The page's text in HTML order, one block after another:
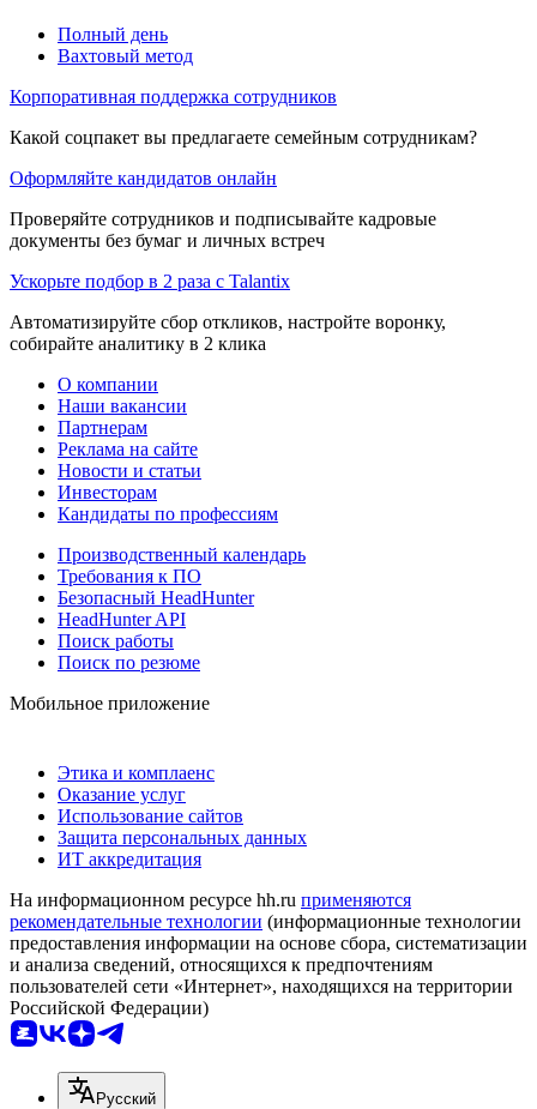
Полный день
Вахтовый метод
Корпоративная поддержка сотрудников
Какой соцпакет вы предлагаете семейным сотрудникам?
Оформляйте кандидатов онлайн
Проверяйте сотрудников и подписывайте кадровые
документы без бумаг и личных встреч
Ускорьте подбор в 2 раза с Talantix
Автоматизируйте сбор откликов, настройте воронку,
собирайте аналитику в 2 клика
О компании
Наши вакансии
Партнерам
Реклама на сайте
Новости и статьи
Инвесторам
Кандидаты по профессиям
Производственный календарь
Требования к ПО
Безопасный HeadHunter
HeadHunter API
Поиск работы
Поиск по резюме
Мобильное приложение
Этика и комплаенс
Оказание услуг
Использование сайтов
Защита персональных данных
ИТ аккредитация
На информационном ресурсе hh.ru применяются
рекомендательные технологии (информационные технологии
предоставления информации на основе сбора, систематизации
и анализа сведений, относящихся к предпочтениям
пользователей сети «Интернет», находящихся на территории
Российской Федерации)
Русский